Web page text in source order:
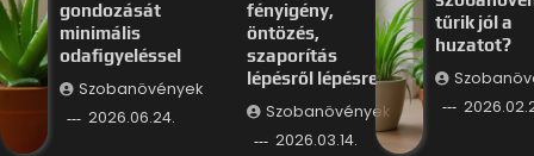
gondozását
minimális
odafigyeléssel
Szobanövények
2026.06.24.
fényigény,
öntözés,
szaporítás
lépésről lépésre
Szobanövények
2026.03.14.
tűrik jól a
huzatot?